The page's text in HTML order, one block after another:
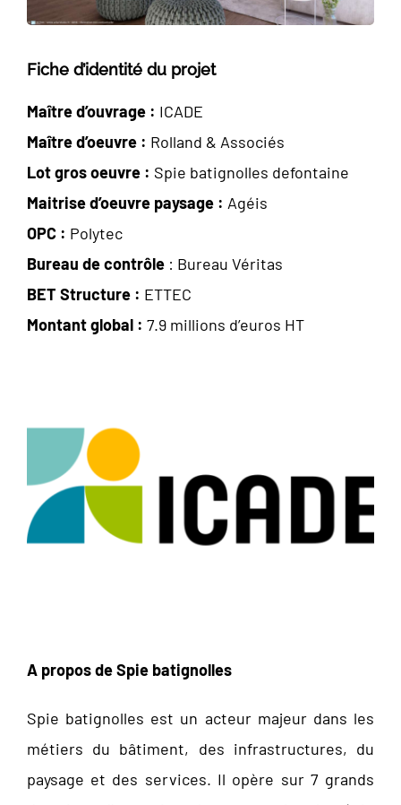
Fiche d’identité du projet
Maître d’ouvrage : ICADE
Maître d’oeuvre : Rolland & Associés
Lot gros oeuvre : Spie batignolles defontaine
Maitrise d’oeuvre paysage : Agéis
OPC : Polytec
Bureau de contrôle: Bureau Véritas
BET Structure : ETTEC
Montant global : 7.9 millions d’euros HT
A propos de Spie batignolles
Spie batignolles est un acteur majeur dans les
métiers du bâtiment, des infrastructures, du
paysage et des services. Il opère sur 7 grands